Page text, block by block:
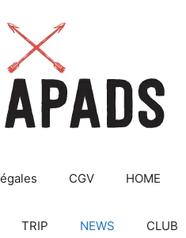
CGV HOME
TRIP NEWS CLUB